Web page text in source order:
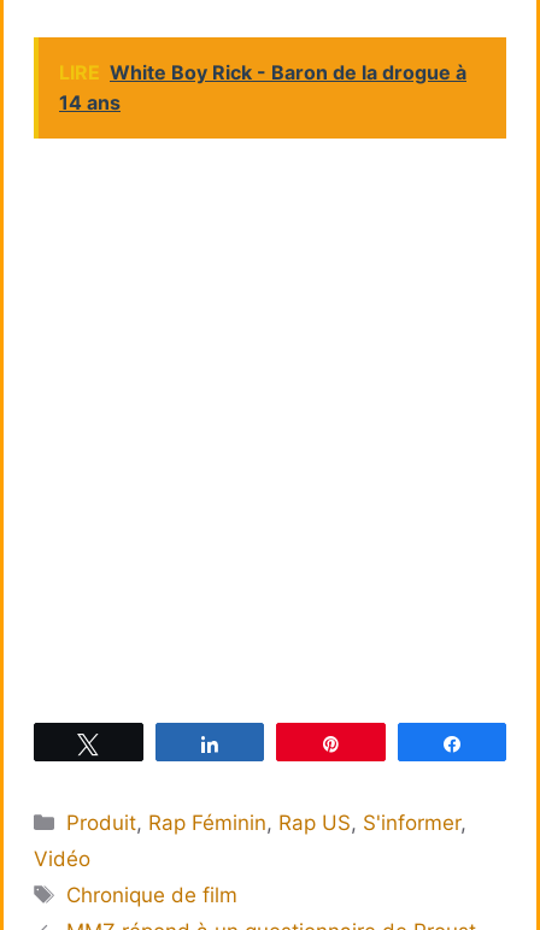
LIRE White Boy Rick - Baron de la drogue à
14 ans
Catégories
Produit, Rap Féminin, Rap US, S'informer,
Vidéo
Étiquettes
Chronique de film